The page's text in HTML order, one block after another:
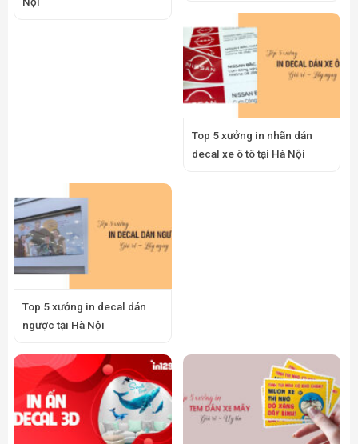
Top 5 xưởng in nhãn dán
decal xe ô tô tại Hà Nội
Top 5 xưởng in decal dán
ngược tại Hà Nội